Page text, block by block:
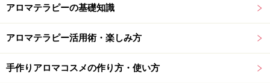
アロマテラピーの基礎知識
アロマテラピー活用術・楽しみ方
手作りアロマコスメの作り方・使い方